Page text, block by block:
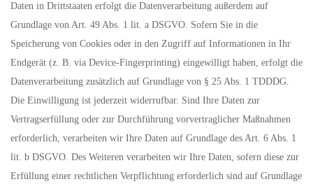
Daten in Drittstaaten erfolgt die Datenverarbeitung außerdem auf
Grundlage von Art. 49 Abs. 1 lit. a DSGVO. Sofern Sie in die
Speicherung von Cookies oder in den Zugriff auf Informationen in Ihr
Endgerät (z. B. via Device-Fingerprinting) eingewilligt haben, erfolgt die
Datenverarbeitung zusätzlich auf Grundlage von § 25 Abs. 1 TDDDG.
Die Einwilligung ist jederzeit widerrufbar. Sind Ihre Daten zur
Vertragserfüllung oder zur Durchführung vorvertraglicher Maßnahmen
erforderlich, verarbeiten wir Ihre Daten auf Grundlage des Art. 6 Abs. 1
lit. b DSGVO. Des Weiteren verarbeiten wir Ihre Daten, sofern diese zur
Erfüllung einer rechtlichen Verpflichtung erforderlich sind auf Grundlage